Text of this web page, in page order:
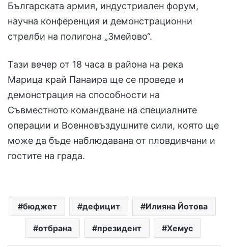
Българската армия, индустриален форум,
научна конференция и демонстрационни
стрелби на полигона „Змейово“.
Тази вечер от 18 часа в района на река
Марица край Панаира ще се проведе и
демонстрация на способности на
Съвместното командване на специалните
операции и Военновъздушните сили, която ще
може да бъде наблюдавана от пловдивчани и
гостите на града.
бюджет дефицит Илияна Йотова
отбрана президент Хемус